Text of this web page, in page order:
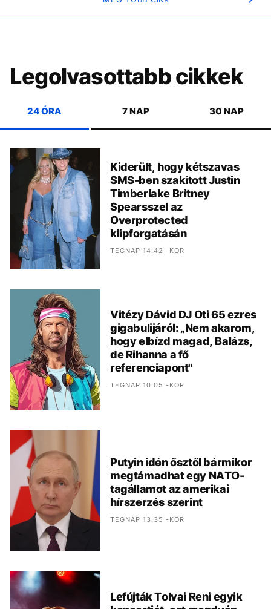
Legolvasottabb cikkek
24 ÓRA 7 NAP 30 NAP
Kiderült, hogy kétszavas
SMS-ben szakított Justin
Timberlake Britney
Spearsszel az
Overprotected
klipforgatásán
TEGNAP 14:42 -KOR
Vitézy Dávid DJ Oti 65 ezres
gigabulijáról: „Nem akarom,
hogy elbízd magad, Balázs,
de Rihanna a fő
referenciapont"
TEGNAP 10:05 -KOR
Putyin idén ősztől bármikor
megtámadhat egy NATO-
tagállamot az amerikai
hírszerzés szerint
TEGNAP 13:35 -KOR
Lefújták Tolvai Reni egyik